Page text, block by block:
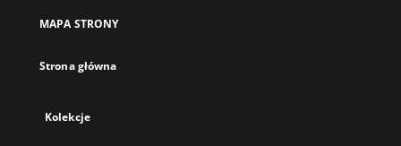
MAPA STRONY
Strona główna
Kolekcje